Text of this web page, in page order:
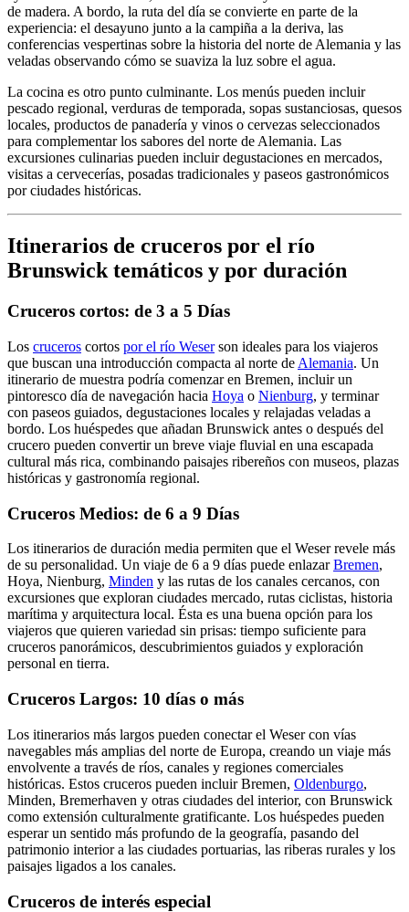
de madera. A bordo, la ruta del día se convierte en parte de la
experiencia: el desayuno junto a la campiña a la deriva, las
conferencias vespertinas sobre la historia del norte de Alemania y las
veladas observando cómo se suaviza la luz sobre el agua.
La cocina es otro punto culminante. Los menús pueden incluir
pescado regional, verduras de temporada, sopas sustanciosas, quesos
locales, productos de panadería y vinos o cervezas seleccionados
para complementar los sabores del norte de Alemania. Las
excursiones culinarias pueden incluir degustaciones en mercados,
visitas a cervecerías, posadas tradicionales y paseos gastronómicos
por ciudades históricas.
Itinerarios de cruceros por el río
Brunswick temáticos y por duración
Cruceros cortos: de 3 a 5 Días
Los cruceros cortos por el río Weserson ideales para los viajeros
que buscan una introducción compacta al norte de Alemania. Un
itinerario de muestra podría comenzar en Bremen, incluir un
pintoresco día de navegación hacia Hoya o Nienburg, y terminar
con paseos guiados, degustaciones locales y relajadas veladas a
bordo. Los huéspedes que añadan Brunswick antes o después del
crucero pueden convertir un breve viaje fluvial en una escapada
cultural más rica, combinando paisajes ribereños con museos, plazas
históricas y gastronomía regional.
Cruceros Medios: de 6 a 9 Días
Los itinerarios de duración media permiten que el Weser revele más
de su personalidad. Un viaje de 6 a 9 días puede enlazarBremen,
Hoya, Nienburg, Minden y las rutas de los canales cercanos, con
excursiones que exploran ciudades mercado, rutas ciclistas, historia
marítima y arquitectura local. Ésta es una buena opción para los
viajeros que quieren variedad sin prisas: tiempo suficiente para
cruceros panorámicos, descubrimientos guiados y exploración
personal en tierra.
Cruceros Largos: 10 días o más
Los itinerarios más largos pueden conectar el Weser con vías
navegables más amplias del norte de Europa, creando un viaje más
envolvente a través de ríos, canales y regiones comerciales
históricas. Estos cruceros pueden incluir Bremen, Oldenburgo,
Minden, Bremerhaven y otras ciudades del interior, con Brunswick
como extensión culturalmente gratificante. Los huéspedes pueden
esperar un sentido más profundo de la geografía, pasando del
patrimonio interior a las ciudades portuarias, las riberas rurales y los
paisajes ligados a los canales.
Cruceros de interés especial